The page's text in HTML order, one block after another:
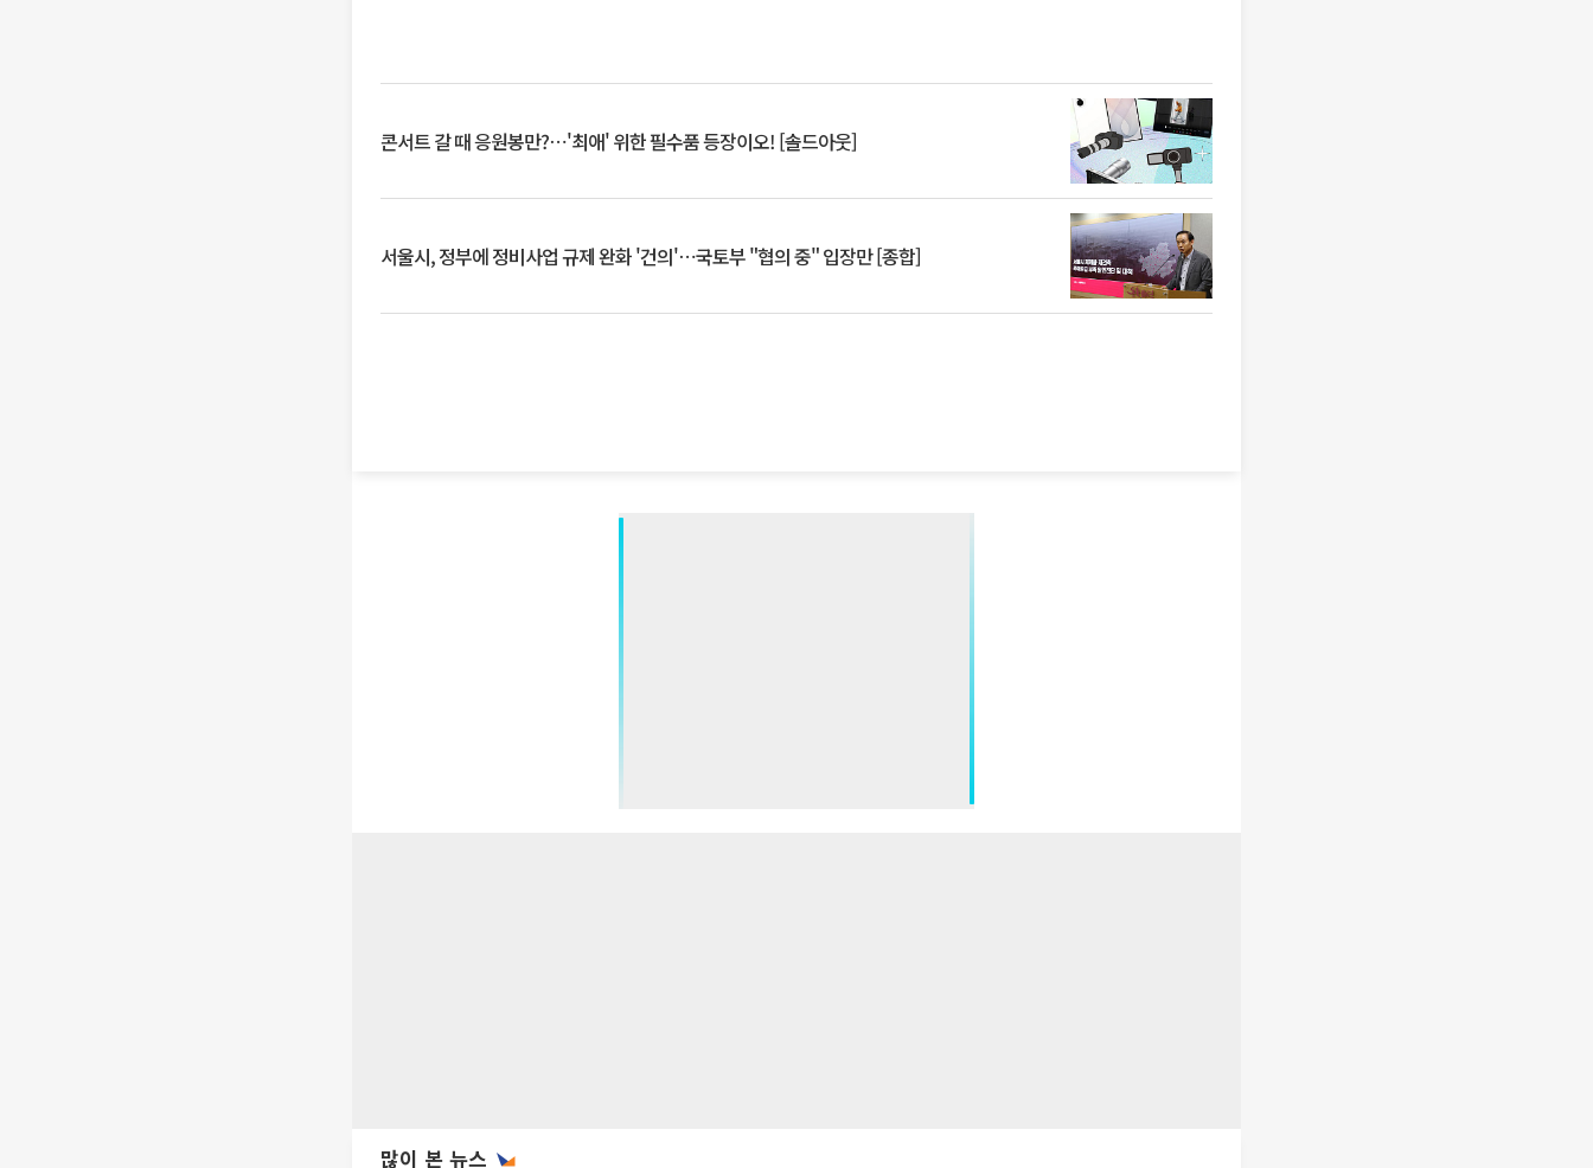
콘서트 갈 때 응원봉만?⋯'최애' 위한 필수품 등장이오! [솔드아웃]
서울시, 정부에 정비사업 규제 완화 '건의'⋯국토부 "협의 중" 입장만 [종합]
많이 본 뉴스